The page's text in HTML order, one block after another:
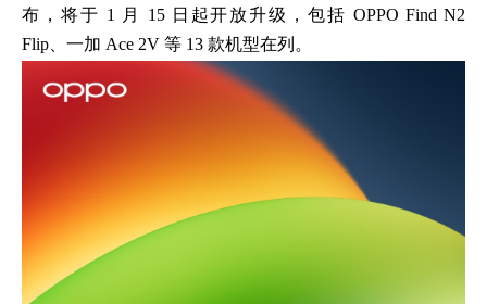
布，将于 1 月 15 日起开放升级，包括 OPPO Find N2
Flip、一加 Ace 2V 等 13 款机型在列。